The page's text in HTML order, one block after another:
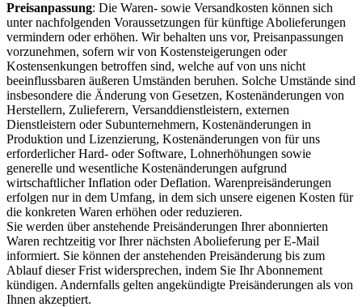
Preisanpassung: Die Waren- sowie Versandkosten können sich
unter nachfolgenden Voraussetzungen für künftige Abolieferungen
vermindern oder erhöhen. Wir behalten uns vor, Preisanpassungen
vorzunehmen, sofern wir von Kostensteigerungen oder
Kostensenkungen betroffen sind, welche auf von uns nicht
beeinflussbaren äußeren Umständen beruhen. Solche Umstände sind
insbesondere die Änderung von Gesetzen, Kostenänderungen von
Herstellern, Zulieferern, Versanddienstleistern, externen
Dienstleistern oder Subunternehmern, Kostenänderungen in
Produktion und Lizenzierung, Kostenänderungen von für uns
erforderlicher Hard- oder Software, Lohnerhöhungen sowie
generelle und wesentliche Kostenänderungen aufgrund
wirtschaftlicher Inflation oder Deflation. Warenpreisänderungen
erfolgen nur in dem Umfang, in dem sich unsere eigenen Kosten für
die konkreten Waren erhöhen oder reduzieren.
Sie werden über anstehende Preisänderungen Ihrer abonnierten
Waren rechtzeitig vor Ihrer nächsten Abolieferung per E-Mail
informiert. Sie können der anstehenden Preisänderung bis zum
Ablauf dieser Frist widersprechen, indem Sie Ihr Abonnement
kündigen. Andernfalls gelten angekündigte Preisänderungen als von
Ihnen akzeptiert.